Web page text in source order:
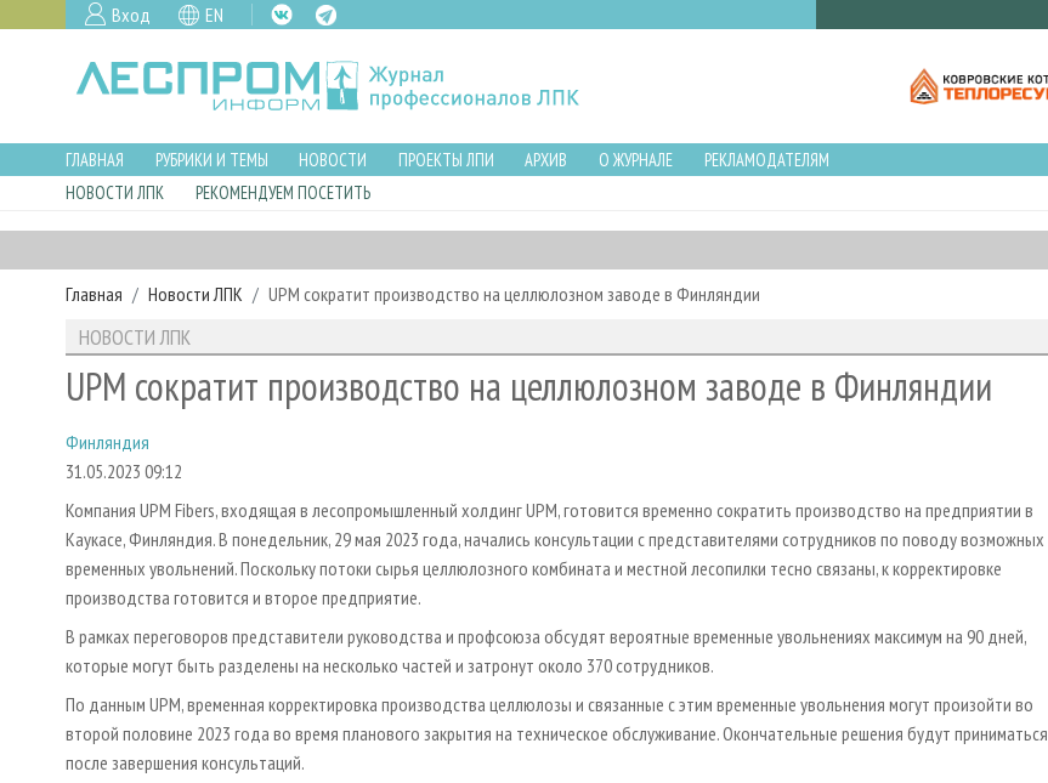
Вход EN
ГЛАВНАЯ РУБРИКИ И ТЕМЫ НОВОСТИ ПРОЕКТЫ ЛПИ АРХИВ О ЖУРНАЛЕ
РЕКЛАМОДАТЕЛЯМ
НОВОСТИ ЛПК
РЕКОМЕНДУЕМ ПОСЕТИТЬ
Главная Новости ЛПК UPM сократит производство на целлюлозном заводе в Финляндии
НОВОСТИ ЛПК
UPM сократит производство на целлюлозном заводе в Финляндии
Финляндия
31.05.2023 09:12
Компания UPM Fibers, входящая в лесопромышленный холдинг UPM, готовится временно сократить производство на предприятии в
Каукасе, Финляндия. В понедельник, 29 мая 2023 года, начались консультации с представителями сотрудников по поводу возможных
временных увольнений. Поскольку потоки сырья целлюлозного комбината и местной лесопилки тесно связаны, к корректировке
производства готовится и второе предприятие.
В рамках переговоров представители руководства и профсоюза обсудят вероятные временные увольнениях максимум на 90 дней,
которые могут быть разделены на несколько частей и затронут около 370 сотрудников.
По данным UPM, временная корректировка производства целлюлозы и связанные с этим временные увольнения могут произойти во
второй половине 2023 года во время планового закрытия на техническое обслуживание. Окончательные решения будут приниматься
после завершения консультаций.